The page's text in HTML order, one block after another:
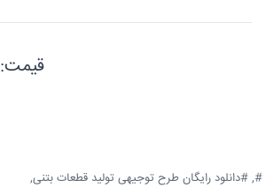
قیمت:
#, #دانلود رایگان طرح توجیهی تولید قطعات بتنی,